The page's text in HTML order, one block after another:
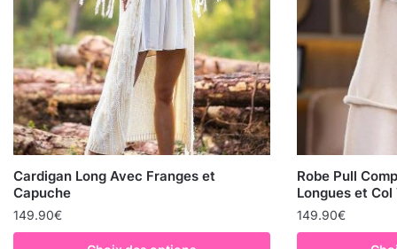
Cardigan Long Avec Franges et
Capuche
149.90€
Robe Pull
Longues et Col
149.90€